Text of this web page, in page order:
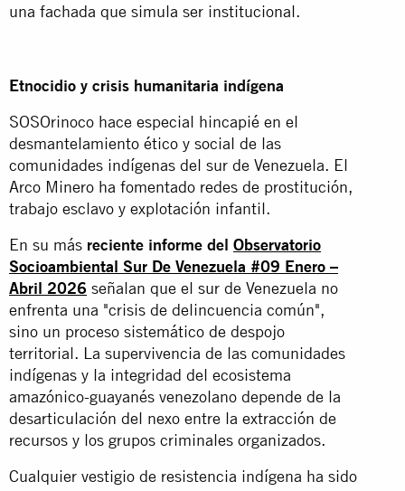
una fachada que simula ser institucional.
Etnocidio y crisis humanitaria indígena
SOSOrinoco hace especial hincapié en el
desmantelamiento ético y social de las
comunidades indígenas del sur de Venezuela. El
Arco Minero ha fomentado redes de prostitución,
trabajo esclavo y explotación infantil.
En su más reciente informe del Observatorio
Socioambiental Sur De Venezuela #09 Enero –
Abril 2026 señalan que el sur de Venezuela no
enfrenta una "crisis de delincuencia común",
sino un proceso sistemático de despojo
territorial. La supervivencia de las comunidades
indígenas y la integridad del ecosistema
amazónico-guayanés venezolano depende de la
desarticulación del nexo entre la extracción de
recursos y los grupos criminales organizados.
Cualquier vestigio de resistencia indígena ha sido